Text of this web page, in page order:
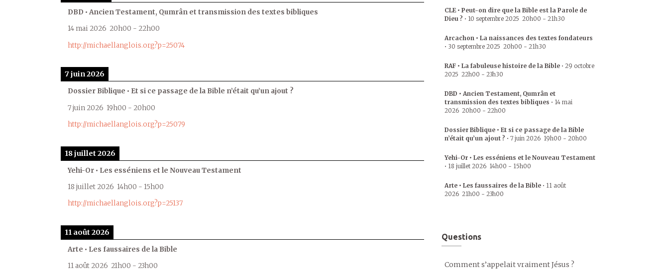
DBD • Ancien Testament, Qumrân et transmission des textes bibliques
14 mai 2026 20h00 - 22h00
http://michaellanglois.org?p=25074
7 juin 2026
Dossier Biblique • Et si ce passage de la Bible n’était qu’un ajout ?
7 juin 2026 19h00 - 20h00
http://michaellanglois.org?p=25079
18 juillet 2026
Yehi-Or • Les esséniens et le Nouveau Testament
18 juillet 2026 14h00 - 15h00
http://michaellanglois.org?p=25137
11 août 2026
Arte • Les faussaires de la Bible
11 août 2026 21h00 - 23h00
CLE • Peut-on dire que la Bible est la Parole de
Dieu ? • 10 septembre 2025 20h00 - 21h30
Arcachon • La naissances des textes fondateurs
• 30 septembre 2025 20h00 - 21h30
RAF • La fabuleuse histoire de la Bible • 29 octobre
2025 22h00 - 23h30
DBD • Ancien Testament, Qumrân et
transmission des textes bibliques • 14 mai
2026 20h00 - 22h00
Dossier Biblique • Et si ce passage de la Bible
n’était qu’un ajout ? • 7 juin 2026 19h00 - 20h00
Yehi-Or • Les esséniens et le Nouveau Testament
• 18 juillet 2026 14h00 - 15h00
Arte • Les faussaires de la Bible • 11 août
2026 21h00 - 23h00
Questions
Comment s’appelait vraiment Jésus ?